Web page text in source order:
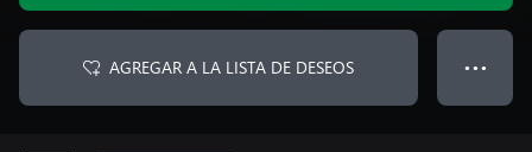
AGREGAR A LA LISTA DE DESEOS ● ● ●